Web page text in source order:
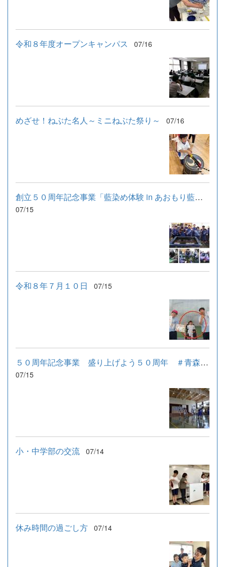
令和８年度オープンキャンパス 07/16
めざせ！ねぶた名人～ミニねぶた祭り～ 07/16
創立５０周年記念事業「藍染め体験 in あおもり藍産業株式会社」
07/15
令和８年７月１０日 07/15
５０周年記念事業 盛り上げよう５０周年 ＃青森ワッツとともに...
07/15
小・中学部の交流 07/14
休み時間の過ごし方 07/14